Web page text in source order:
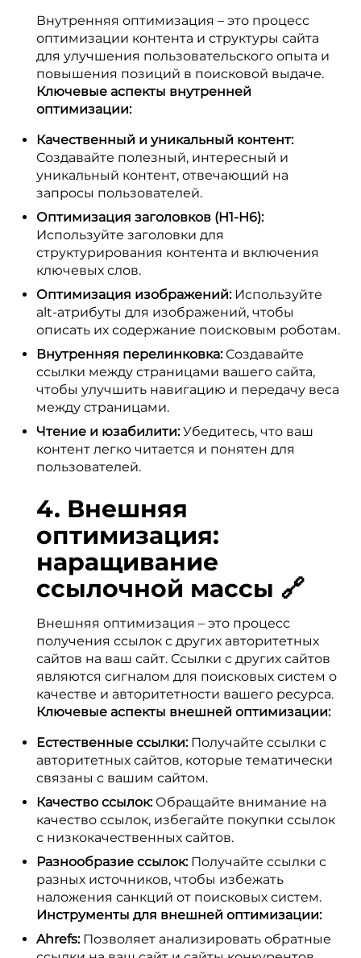
Внутренняя оптимизация – это процесс
оптимизации контента и структуры сайта
для улучшения пользовательского опыта и
повышения позиций в поисковой выдаче.
Ключевые аспекты внутренней
оптимизации:
Качественный и уникальный контент:
Создавайте полезный, интересный и
уникальный контент, отвечающий на
запросы пользователей.
Оптимизация заголовков (H1-H6):
Используйте заголовки для
структурирования контента и включения
ключевых слов.
Оптимизация изображений:Используйте
alt-атрибуты для изображений, чтобы
описать их содержание поисковым роботам.
Внутренняя перелинковка:Создавайте
ссылки между страницами вашего сайта,
чтобы улучшить навигацию и передачу веса
между страницами.
Чтение и юзабилити:Убедитесь, что ваш
контент легко читается и понятен для
пользователей.
4. Внешняя
оптимизация:
наращивание
ссылочной массы 🔗
Внешняя оптимизация – это процесс
получения ссылок с других авторитетных
сайтов на ваш сайт. Ссылки с других сайтов
являются сигналом для поисковых систем о
качестве и авторитетности вашего ресурса.
Ключевые аспекты внешней оптимизации:
Естественные ссылки:Получайте ссылки с
авторитетных сайтов, которые тематически
связаны с вашим сайтом.
Качество ссылок:Обращайте внимание на
качество ссылок, избегайте покупки ссылок
с низкокачественных сайтов.
Разнообразие ссылок:Получайте ссылки с
разных источников, чтобы избежать
наложения санкций от поисковых систем.
Инструменты для внешней оптимизации:
Ahrefs:Позволяет анализировать обратные